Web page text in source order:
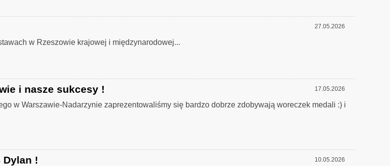
27.05.2026
w Rzeszowie krajowej i międzynarodowej...
17.05.2026
i nasze sukcesy !
w Warszawie-Nadarzynie zaprezentowaliśmy się bardzo dobrze zdobywają woreczek medali :) i
10.05.2026
Dylan !